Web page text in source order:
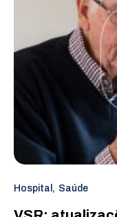
Hospital Saúde